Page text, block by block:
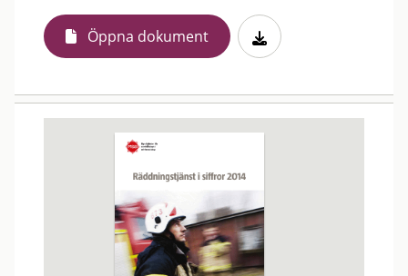
Öppna dokument